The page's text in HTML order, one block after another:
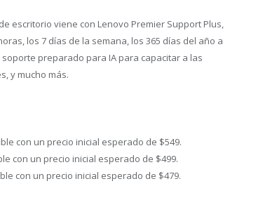
escritorio viene con Lenovo Premier Support Plus,
los 7 días de la semana, los 365 días del año a
preparado para IA para capacitar a las
y mucho más.
con un precio inicial esperado de $549.
con un precio inicial esperado de $499.
con un precio inicial esperado de $479.